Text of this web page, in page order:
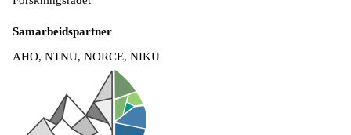
Samarbeidspartner
AHO, NTNU, NORCE, NIKU